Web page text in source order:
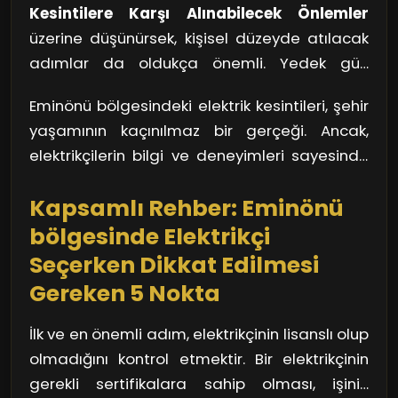
geliştirmek için de çalışıyorlar. Sık sık yapılan
bakım işlemleri ve onarımlar, kullanıcı odaklı
servis anlayışı ile birleşince, kesintilerin sıklığını
azaltma hedefinde büyük bir öneme sahip.
İşte bu noktada, bir elektrikçi ile iletişim
kurmanın ne kadar hayati olduğunu anlamak
zor olmuyor değil mi?
Kesintilere Karşı Alınabilecek Önlemler
üzerine düşünürsek, kişisel düzeyde atılacak
adımlar da oldukça önemli. Yedek güç
kesintilerine karşı hazırlıklı olabilirsiniz.
Düşünün ki, bir akşam yemeği hazırlarken
elektrikler gitti; bu tür anlarda çalışmayan
yaratıyor, değil mi? Elektrikçiler, sadece
arızaları gidermez, aynı zamanda enerji
verimliliği sağlamak için de Size danışmanlık
yapar. Hâl böyle olunca, doğru bir elektrikçi
oluşturmanıza yardımcı olabilir.
Eminönü bölgesindeki elektrik kesintileri, şehir
yaşamının kaçınılmaz bir gerçeği. Ancak,
elektrikçilerin bilgi ve deneyimleri sayesinde
strateji geliştirmek mümkün. Şimdi, bir
elektrikçiyle iletişime geçip, kendi planınızı
oluşturmanın vakti geldi!
Kapsamlı Rehber: Eminönü
bölgesinde Elektrikçi
Seçerken Dikkat Edilmesi
Gereken 5 Nokta
İlk ve en önemli adım, elektrikçinin lisanslı olup
olmadığını kontrol etmektir. Bir elektrikçinin
gerekli sertifikalara sahip olması, işinin